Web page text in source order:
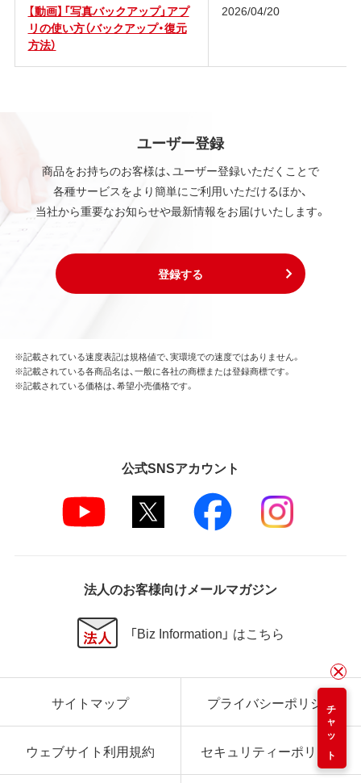
【動画】「写真バックアップ」アプ
リの使い方（バックアップ・復元
方法）
2026/04/20
ユーザー登録
商品をお持ちのお客様は、ユーザー登録いただくことで
各種サービスをより簡単にご利用いただけるほか、
当社から重要なお知らせや最新情報をお届けいたします。
登録する
チャット
※記載されている速度表記は規格値で、実環境での速度ではありません。
※記載されている各商品名は、一般に各社の商標または登録商標です。
※記載されている価格は、希望小売価格です。
公式SNSアカウント
法人のお客様向けメールマガジン
「Biz Information」 はこちら
サイトマップ プライバシーポリシー
ウェブサイト利用規約 セキュリティーポリシー